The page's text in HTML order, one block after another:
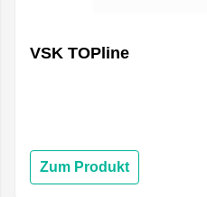
VSK TOPline
Zum Produkt